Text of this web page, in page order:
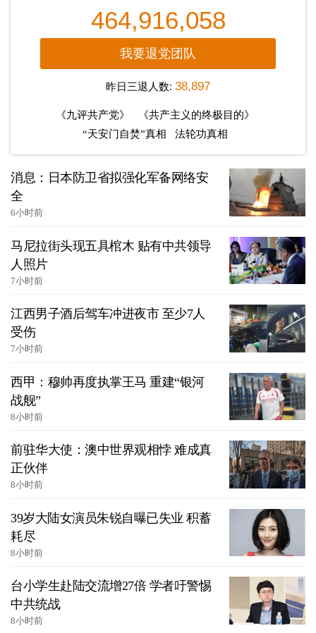
464,916,058
我要退党团队
昨日三退人数: 38,897
《九评共产党》
《共产主义的终极目的》
“天安门自焚”真相
法轮功真相
消息：日本防卫省拟强化军备网络安
全
6小时前
马尼拉街头现五具棺木 贴有中共领导
人照片
7小时前
江西男子酒后驾车冲进夜市 至少7人
受伤
7小时前
西甲：穆帅再度执掌王马 重建“银河
战舰”
8小时前
前驻华大使：澳中世界观相悖 难成真
正伙伴
8小时前
39岁大陆女演员朱锐自曝已失业 积蓄
耗尽
8小时前
台小学生赴陆交流增27倍 学者吁警惕
中共统战
8小时前